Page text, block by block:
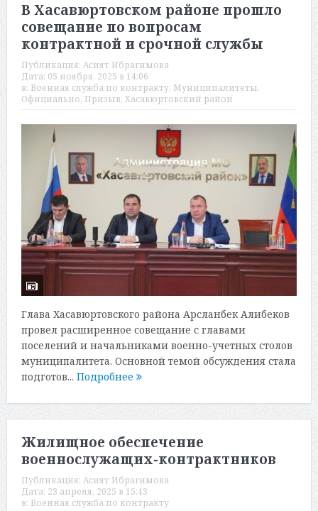
В Хасавюртовском районе прошло
совещание по вопросам
контрактной и срочной службы
Публикация: Асият Ибрагимова
Дата: 05 ноября, 2025 в 14:06
в: Военная служба по контракту, Муниципалитеты,
Официально, Призыв, Хасавюртовский район
Глава Хасавюртовского района Арсланбек Алибеков
провел расширенное совещание с главами
поселений и начальниками военно-учетных столов
муниципалитета. Основной темой обсуждения стала
подготов... Подробнее
Жилищное обеспечение
военнослужащих-контрактников
Публикация: Асият Ибрагимова
Дата: 23 апреля, 2025 в 15:43
в: Военная служба по контракту